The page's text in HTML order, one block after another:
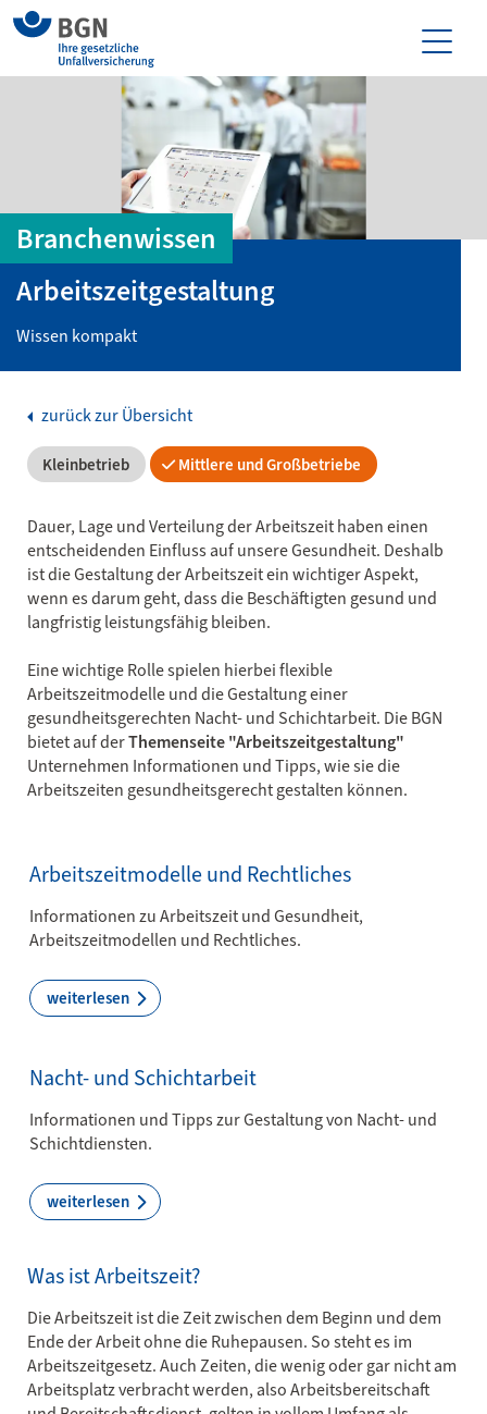
Branchenwissen
Arbeitszeitgestaltung
Wissen kompakt
zurück zur Übersicht
Kleinbetrieb Mittlere und Großbetriebe
Dauer, Lage und Verteilung der Arbeitszeit haben einen
entscheidenden Einfluss auf unsere Gesundheit. Deshalb
ist die Gestaltung der Arbeitszeit ein wichtiger Aspekt,
wenn es darum geht, dass die Beschäftigten gesund und
langfristig leistungsfähig bleiben.
Eine wichtige Rolle spielen hierbei flexible
Arbeitszeitmodelle und die Gestaltung einer
gesundheitsgerechten Nacht- und Schichtarbeit. Die BGN
bietet auf derThemenseite "Arbeitszeitgestaltung"
Unternehmen Informationen und Tipps, wie sie die
Arbeitszeiten gesundheitsgerecht gestalten können.
Arbeitszeitmodelle und Rechtliches
Informationen zu Arbeitszeit und Gesundheit,
Arbeitszeitmodellen und Rechtliches.
weiterlesen
Nacht- und Schichtarbeit
Informationen und Tipps zur Gestaltung von Nacht- und
Schichtdiensten.
weiterlesen
Was ist Arbeitszeit?
Die Arbeitszeit ist die Zeit zwischen dem Beginn und dem
Ende der Arbeit ohne die Ruhepausen. So steht es im
Arbeitszeitgesetz. Auch Zeiten, die wenig oder gar nicht am
Arbeitsplatz verbracht werden, also Arbeits­bereit­schaft